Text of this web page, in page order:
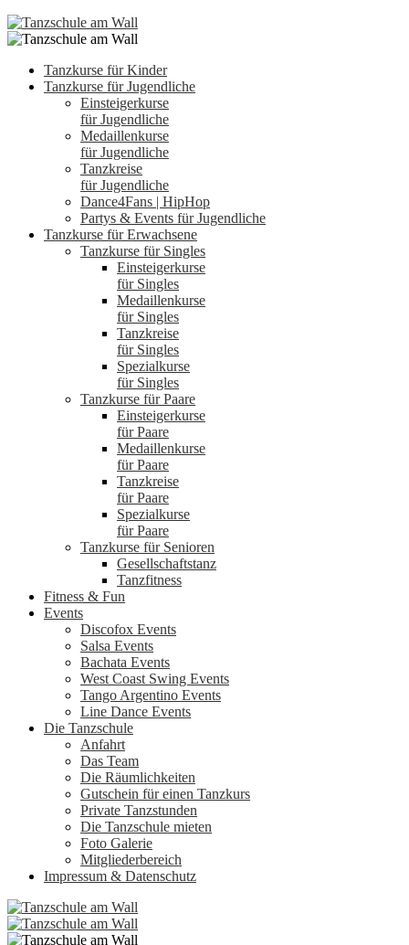
Tanzkurse für Kinder
Tanzkurse für Jugendliche
Einsteigerkurse
für Jugendliche
Medaillenkurse
für Jugendliche
Tanzkreise
für Jugendliche
Dance4Fans | HipHop
Partys & Events für Jugendliche
Tanzkurse für Erwachsene
Tanzkurse für Singles
Einsteigerkurse
für Singles
Medaillenkurse
für Singles
Tanzkreise
für Singles
Spezialkurse
für Singles
Tanzkurse für Paare
Einsteigerkurse
für Paare
Medaillenkurse
für Paare
Tanzkreise
für Paare
Spezialkurse
für Paare
Tanzkurse für Senioren
Gesellschaftstanz
Tanzfitness
Fitness & Fun
Events
Discofox Events
Salsa Events
Bachata Events
West Coast Swing Events
Tango Argentino Events
Line Dance Events
Die Tanzschule
Anfahrt
Das Team
Die Räumlichkeiten
Gutschein für einen Tanzkurs
Private Tanzstunden
Die Tanzschule mieten
Foto Galerie
Mitgliederbereich
Impressum & Datenschutz